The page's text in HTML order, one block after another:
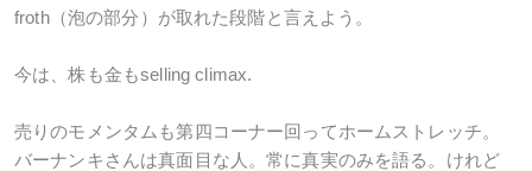
froth（泡の部分）が取れた段階と言えよう。
今は、株も金もselling climax.
売りのモメンタムも第四コーナー回ってホームストレッチ。
バーナンキさんは真面目な人。常に真実のみを語る。けれど